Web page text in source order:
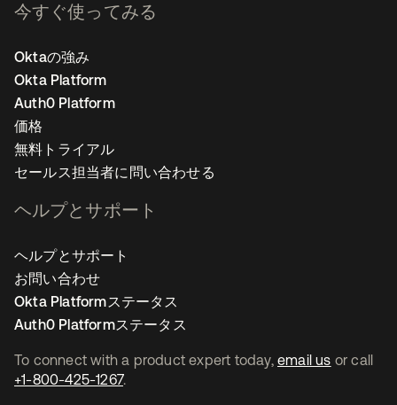
To connect with a product expert today, email us or call
+1-800-425-1267.
今すぐ使ってみる
Oktaの強み
Okta Platform
Auth0 Platform
価格
無料トライアル
セールス担当者に問い合わせる
ヘルプとサポート
ヘルプとサポート
お問い合わせ
Okta Platformステータス
Auth0 Platformステータス